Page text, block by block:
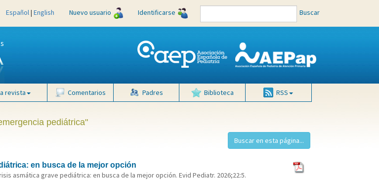
Español| English Nuevo usuario Identificarse Buscar
revista Comentarios Padres Biblioteca RSS
pediátrica"
en busca de la mejor opción
asmática grave pediátrica: en busca de la mejor opción. Evid Pediatr. 2026;22:5.